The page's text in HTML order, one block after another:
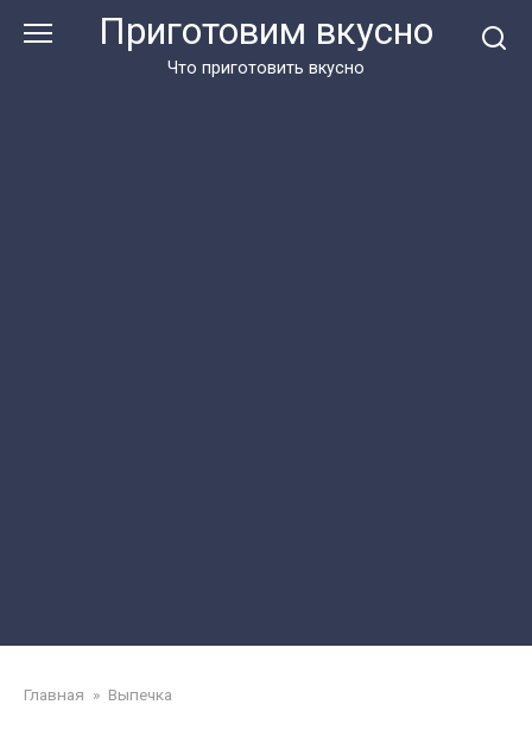
Приготовим вкусно
Что приготовить вкусно
Главная » Выпечка